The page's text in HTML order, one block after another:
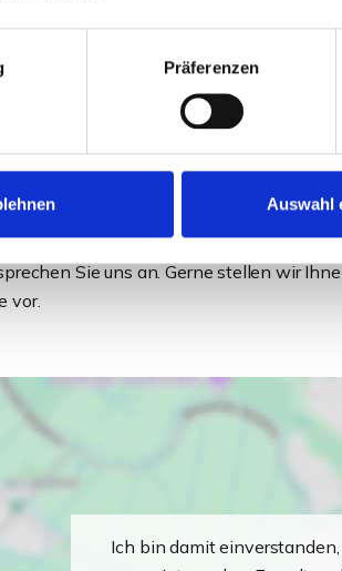
Präferenzen
Auswahl
im Alter.
Qualität der Gebäudehülle auf moderne
Wohnungen sind mit einer
Rollläden versehen. Der
Auch ansonsten bleiben hier
besitzen, welches Sie im Zuge des
Sie uns an. Gerne stellen wir
vor.
Ich bin damit